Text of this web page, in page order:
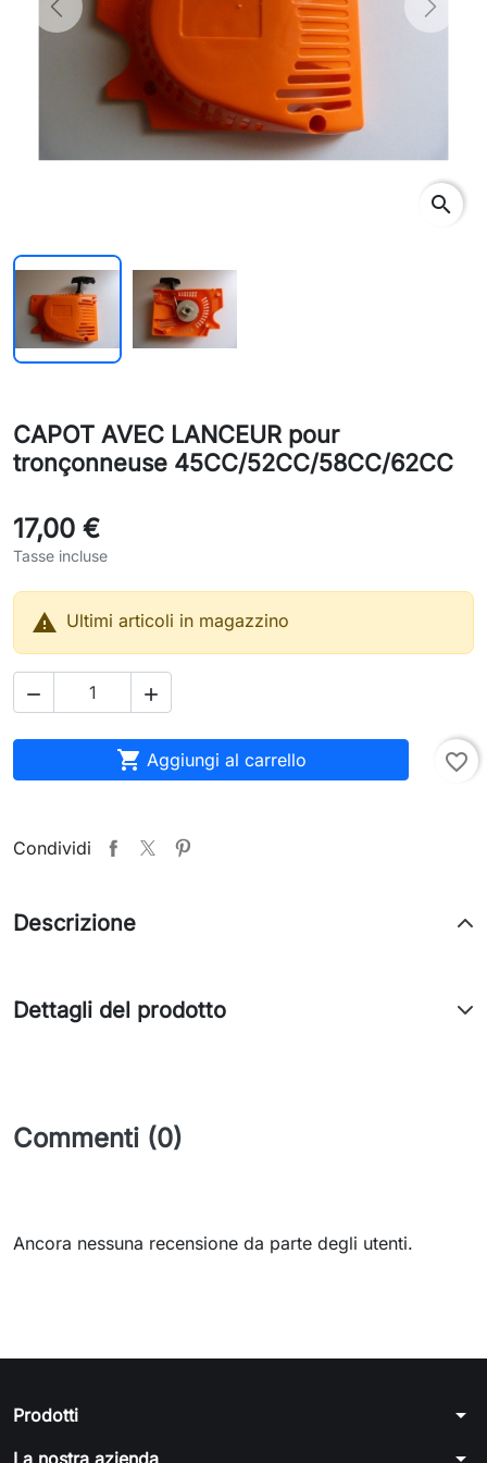
Previous Next
search
CAPOT AVEC LANCEUR pour
tronçonneuse 45CC/52CC/58CC/62CC
17,00 €
Tasse incluse
 Ultimi articoli in magazzino
 
 Aggiungi al carrello favorite_border
Condividi
Descrizione
Dettagli del prodotto
Commenti (0)
Ancora nessuna recensione da parte degli utenti.
Prodotti arrow_drop_down
La nostra azienda